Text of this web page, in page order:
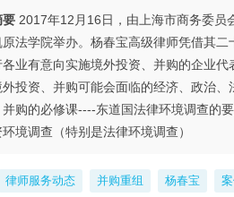
要 2017年12月16日，由上海市商务委员
法学院举办。杨春宝高级律师凭借其
各业有意向实施境外投资、并购的企业
投资、并购可能会面临的经济、政治
购的必修课----东道国法律环境调查的
环境调查（特别是法律环境调查）
律师服务动态 并购重组 杨春宝 案